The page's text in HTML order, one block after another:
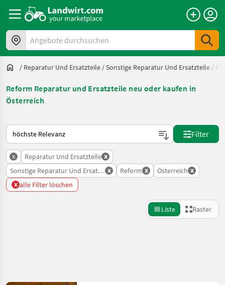
Angebote durchsuchen
/ Reparatur Und Ersatzteile /Sonstige Reparatur Und Ersatzteile /
Reform Reparatur und Ersatzteile neu oder kaufen in
Österreich
So wird auf Landwirt.com sortiert
Filter
x Reparatur Und Ersatzteile x
Sonstige Reparatur Und Ersatzteile
x Reform x Österreich x
x alle Filter löschen
Liste Raster